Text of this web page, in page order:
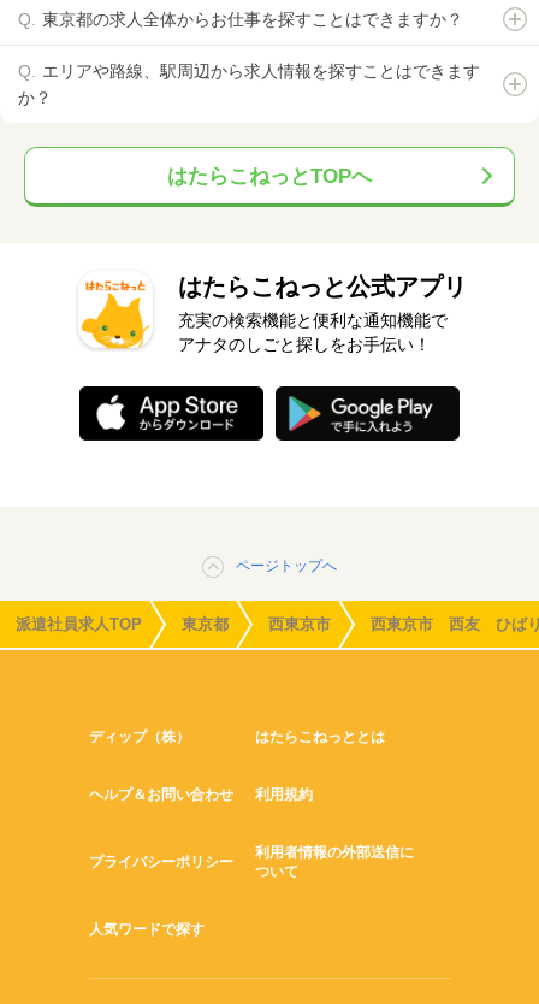
東京都の求人全体からお仕事を探すことはできますか？
エリアや路線、駅周辺から求人情報を探すことはできます
か？
はたらこねっとTOPへ
はたらこねっと公式アプリ
充実の検索機能と便利な通知機能で
アナタのしごと探しをお手伝い！
ページトップへ
派遣社員求人TOP 東京都 西東京市 西東京市 西友 ひば
ディップ（株） はたらこねっととは
ヘルプ＆お問い合わせ 利用規約
プライバシーポリシー
利用者情報の外部送信に
ついて
人気ワードで探す